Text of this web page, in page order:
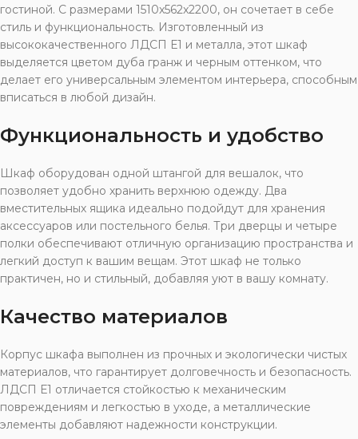
гостиной. С размерами 1510x562x2200, он сочетает в себе
стиль и функциональность. Изготовленный из
высококачественного ЛДСП Е1 и металла, этот шкаф
выделяется цветом дуба гранж и черным оттенком, что
делает его универсальным элементом интерьера, способным
вписаться в любой дизайн.
Функциональность и удобство
Шкаф оборудован одной штангой для вешалок, что
позволяет удобно хранить верхнюю одежду. Два
вместительных ящика идеально подойдут для хранения
аксессуаров или постельного белья. Три дверцы и четыре
полки обеспечивают отличную организацию пространства и
легкий доступ к вашим вещам. Этот шкаф не только
практичен, но и стильный, добавляя уют в вашу комнату.
Качество материалов
Корпус шкафа выполнен из прочных и экологически чистых
материалов, что гарантирует долговечность и безопасность.
ЛДСП Е1 отличается стойкостью к механическим
повреждениям и легкостью в уходе, а металлические
элементы добавляют надежности конструкции.